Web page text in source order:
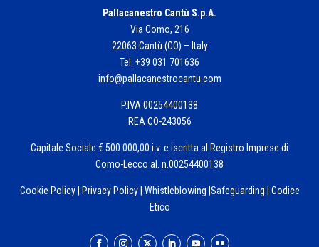
Pallacanestro Cantù S.p.A.
Via Como, 216
22063 Cantù (CO) – Italy
Tel. +39 031 701636
info@pallacanestrocantu.com
P.IVA 00254400138
REA CO-243056
Capitale Sociale €.500.000,00 i.v. e iscritta al Registro Imprese di
Como-Lecco al. n.00254400138
Cookie Policy| Privacy Policy| Whistleblowing Safeguarding
Codice
Etico